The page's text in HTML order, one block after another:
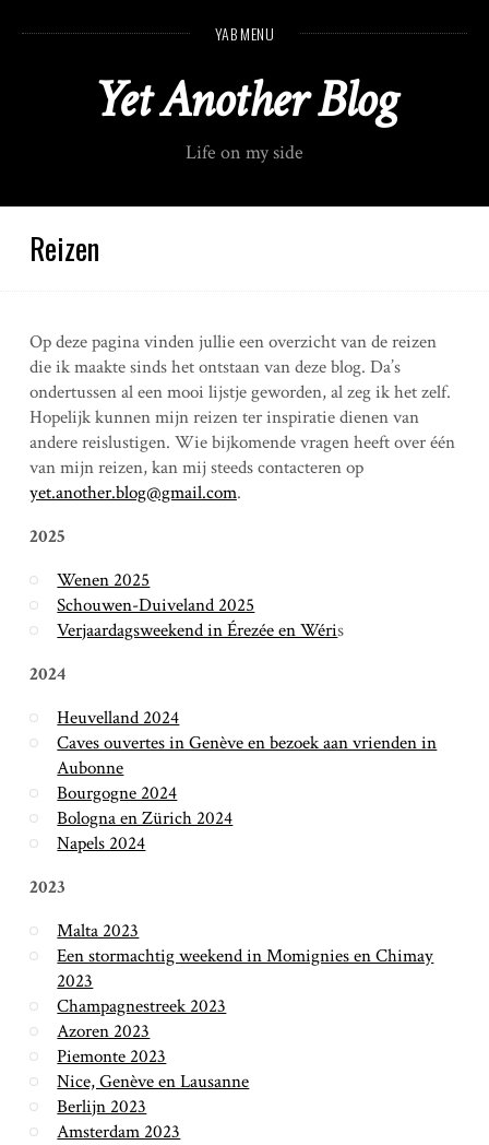
n
YAB MENU
Yet Another Blog
Life on my side
Reizen
Op deze pagina vinden jullie een overzicht van de reizen
die ik maakte sinds het ontstaan van deze blog. Da’s
ondertussen al een mooi lijstje geworden, al zeg ik het zelf.
Hopelijk kunnen mijn reizen ter inspiratie dienen van
andere reislustigen. Wie bijkomende vragen heeft over één
van mijn reizen, kan mij steeds contacteren op
yet.another.blog@gmail.com.
2025
Wenen 2025
Schouwen-Duiveland 2025
Verjaardagsweekend in Érezée en Wéris
2024
Heuvelland 2024
Caves ouvertes in Genève en bezoek aan vrienden in
Aubonne
Bourgogne 2024
Bologna en Zürich 2024
Napels 2024
2023
Malta 2023
Een stormachtig weekend in Momignies en Chimay
2023
Champagnestreek 2023
Azoren 2023
Piemonte 2023
Nice, Genève en Lausanne
Berlijn 2023
Amsterdam 2023